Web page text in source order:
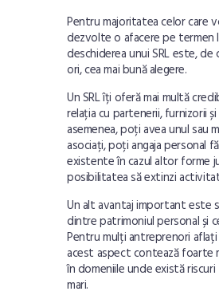
Pentru majoritatea celor care
dezvolte o afacere pe termen
deschiderea unui SRL este, de
ori, cea mai bună alegere.
Un SRL îți oferă mai multă
relația cu partenerii, furnizorii și
asemenea, poți avea unul sau
asociați, poți angaja personal
existente în cazul altor forme
posibilitatea să extinzi
Un alt avantaj important este
dintre patrimoniul personal și
Pentru mulți antreprenori
acest aspect contează foarte
în domeniile unde există riscuri
mari.